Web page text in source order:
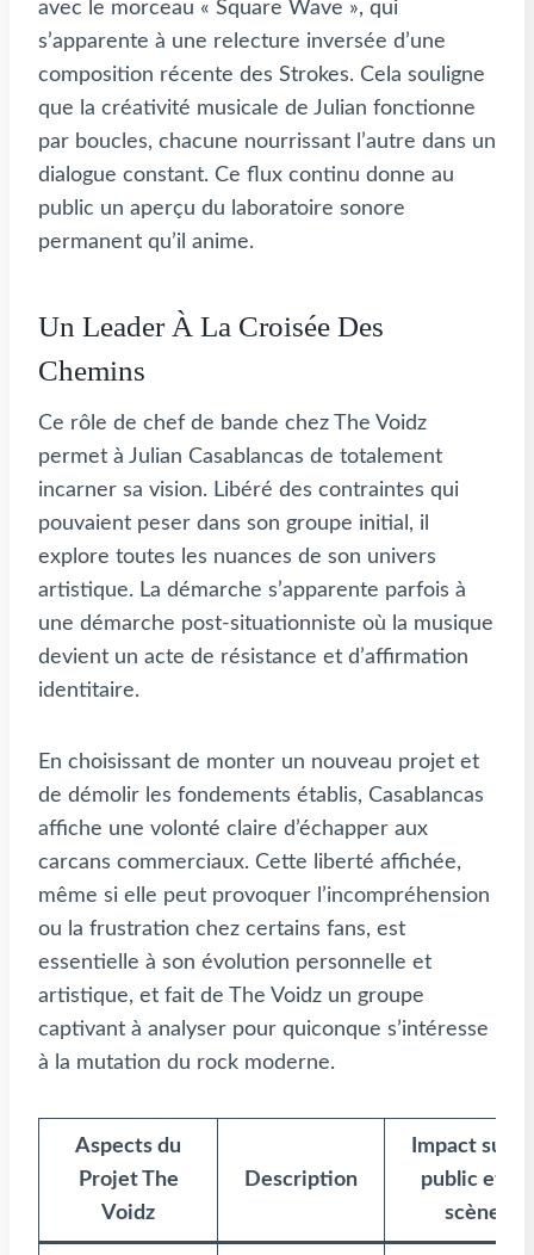
avec le morceau « Square Wave », qui
s’apparente à une relecture inversée d’une
composition récente des Strokes. Cela souligne
que la créativité musicale de Julian fonctionne
par boucles, chacune nourrissant l’autre dans un
dialogue constant. Ce flux continu donne au
public un aperçu du laboratoire sonore
permanent qu’il anime.
Un Leader À La Croisée Des
Chemins
Ce rôle de chef de bande chez The Voidz
permet à Julian Casablancas de totalement
incarner sa vision. Libéré des contraintes qui
pouvaient peser dans son groupe initial, il
explore toutes les nuances de son univers
artistique. La démarche s’apparente parfois à
une démarche post-situationniste où la musique
devient un acte de résistance et d’affirmation
identitaire.
En choisissant de monter un nouveau projet et
de démolir les fondements établis, Casablancas
affiche une volonté claire d’échapper aux
carcans commerciaux. Cette liberté affichée,
même si elle peut provoquer l’incompréhension
ou la frustration chez certains fans, est
essentielle à son évolution personnelle et
artistique, et fait de The Voidz un groupe
captivant à analyser pour quiconque s’intéresse
à la mutation du rock moderne.
Aspects du
Projet The
Voidz
Description
Impact sur le
public et la
scène